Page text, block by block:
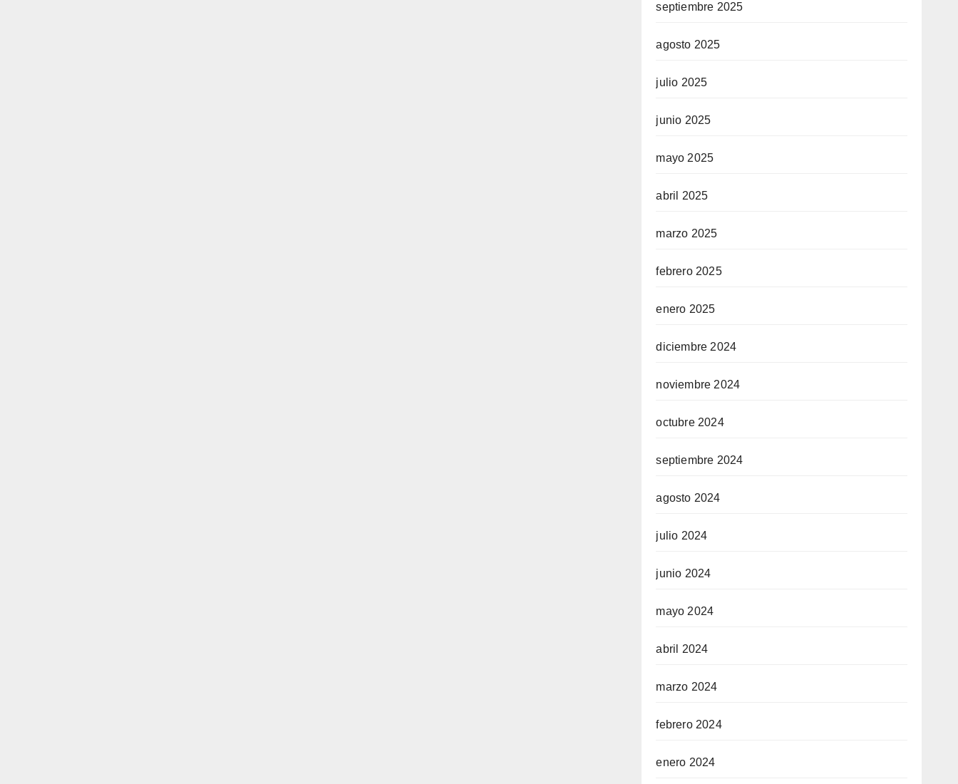
septiembre 2025
agosto 2025
julio 2025
junio 2025
mayo 2025
abril 2025
marzo 2025
febrero 2025
enero 2025
diciembre 2024
noviembre 2024
octubre 2024
septiembre 2024
agosto 2024
julio 2024
junio 2024
mayo 2024
abril 2024
marzo 2024
febrero 2024
enero 2024